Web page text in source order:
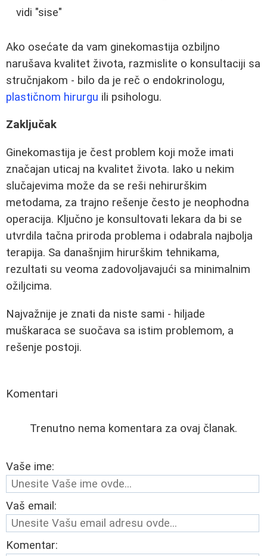
vidi "sise"
Ako osećate da vam ginekomastija ozbiljno
narušava kvalitet života, razmislite o konsultaciji sa
stručnjakom - bilo da je reč o endokrinologu,
plastičnom hirurgu ili psihologu.
Zaključak
Ginekomastija je čest problem koji može imati
značajan uticaj na kvalitet života. Iako u nekim
slučajevima može da se reši nehirurškim
metodama, za trajno rešenje često je neophodna
operacija. Ključno je konsultovati lekara da bi se
utvrdila tačna priroda problema i odabrala najbolja
terapija. Sa današnjim hirurškim tehnikama,
rezultati su veoma zadovoljavajući sa minimalnim
ožiljcima.
Najvažnije je znati da niste sami - hiljade
muškaraca se suočava sa istim problemom, a
rešenje postoji.
Komentari
Trenutno nema komentara za ovaj članak.
Vaše ime:
Vaš email:
Komentar: